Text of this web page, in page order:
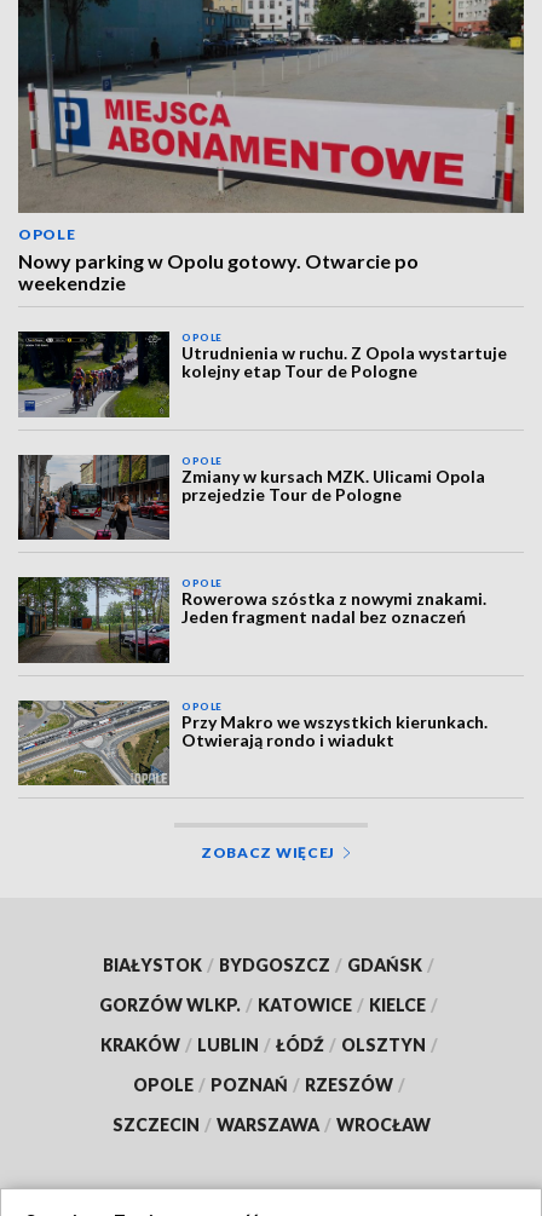
OPOLE
Nowy parking w Opolu gotowy. Otwarcie po
weekendzie
OPOLE
Utrudnienia w ruchu. Z Opola wystartuje
kolejny etap Tour de Pologne
OPOLE
Zmiany w kursach MZK. Ulicami Opola
przejedzie Tour de Pologne
OPOLE
Rowerowa szóstka z nowymi znakami.
Jeden fragment nadal bez oznaczeń
OPOLE
Przy Makro we wszystkich kierunkach.
Otwierają rondo i wiadukt
ZOBACZ WIĘCEJ
BIAŁYSTOK / BYDGOSZCZ / GDAŃSK /
GORZÓW WLKP. / KATOWICE / KIELCE /
KRAKÓW / LUBLIN / ŁÓDŹ / OLSZTYN /
OPOLE / POZNAŃ / RZESZÓW /
SZCZECIN / WARSZAWA / WROCŁAW